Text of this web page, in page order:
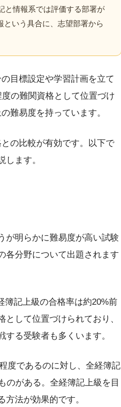
と情報系では評価する部署が
いう具合に、志望部署から
目標設定や学習計画を立て
の難関資格として位置づけ
難易度を持っています。
の比較が有効です。以下で
ます。
が明らかに難易度が高い試験
各分野について出題されます
簿記上級の合格率は約20%前
して位置づけられており、
る受験者も多くいます。
度であるのに対し、全経簿記
のがある。全経簿記上級を目
法が効果的です。